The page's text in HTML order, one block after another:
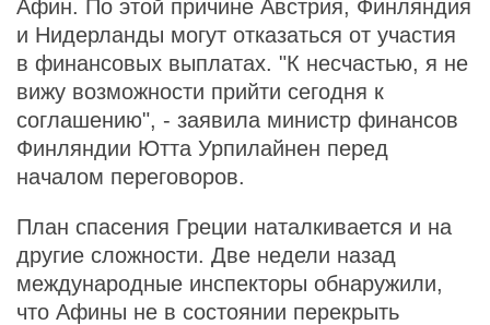
Афин. По этой причине Австрия, Финляндия
и Нидерланды могут отказаться от участия
в финансовых выплатах. "К несчастью, я не
вижу возможности прийти сегодня к
соглашению", - заявила министр финансов
Финляндии Ютта Урпилайнен перед
началом переговоров.
План спасения Греции наталкивается и на
другие сложности. Две недели назад
международные инспекторы обнаружили,
что Афины не в состоянии перекрыть